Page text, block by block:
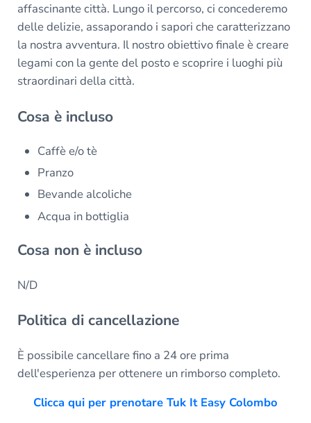
affascinante città. Lungo il percorso, ci concederemo
delle delizie, assaporando i sapori che caratterizzano
la nostra avventura. Il nostro obiettivo finale è creare
legami con la gente del posto e scoprire i luoghi più
straordinari della città.
Cosa è incluso
Caffè e/o tè
Pranzo
Bevande alcoliche
Acqua in bottiglia
Cosa non è incluso
N/D
Politica di cancellazione
È possibile cancellare fino a 24 ore prima
dell'esperienza per ottenere un rimborso completo.
Clicca qui per prenotare Tuk It Easy Colombo